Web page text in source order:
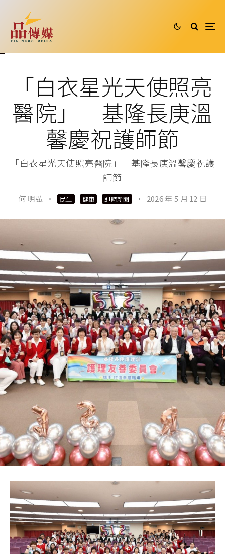
「白衣星光天使照亮
醫院」 基隆長庚溫
馨慶祝護師節
「白衣星光天使照亮醫院」 基隆長庚溫馨慶祝護
師節
何 明弘 · 民生 健康 即時新聞 · 2026 年 5 月 12 日